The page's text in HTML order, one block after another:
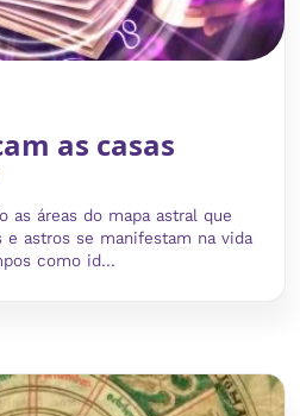
as casas
as áreas do mapa astral que
e astros se manifestam na vida
como id...